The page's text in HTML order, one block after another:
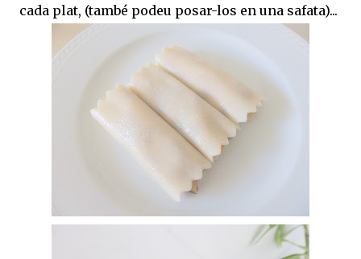
cada plat, (també podeu posar-los en una safata)...